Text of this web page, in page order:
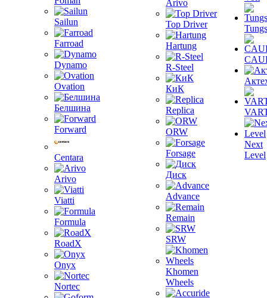
Sailun
Farroad
Dynamo
Ovation
Белшина
Forward
Centara
Arivo
Viatti
Formula
RoadX
Onyx
Nortec
Arivo
Top Driver
Hartung
R-Steel
КиК
Replica
ORW
Forsage
Диск
Advance
Remain
SRW
Khomen
Wheels
Next
Level